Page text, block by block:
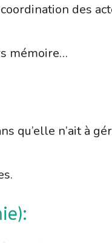
des
mémoire…
qu’elle n’ait à